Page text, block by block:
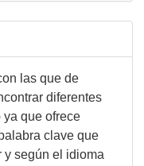
las que de
diferentes
ya que ofrece
clave que
y según el idioma